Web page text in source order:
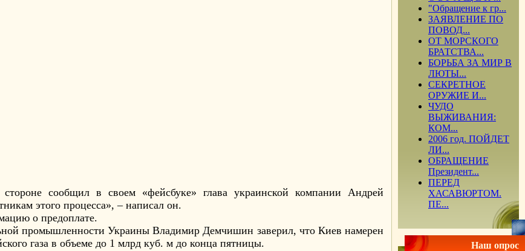
сообщил в своем «фейсбуке» глава украинской компании Андрей
этого процесса», – написал он.
о предоплате.
промышленности Украины Владимир Демчишин заверил, что Киев намерен
газа в объеме до 1 млрд куб. м до конца пятницы.
"Обращение к гр...
ЗАЯВЛЕНИЕ ПО
ПОВОД...
ОТ МОРСКОГО
БРАТСТВА...
БОРЬБА ЗА МИР В
ЛЮТЫ...
СЕКРЕТНОЕ
ОРУЖИЕ И...
ЧУДО
ВЫЖИВАНИЯ:
КОМ...
2006 год. ПОЙДЕТ
ЛИ...
ОБРАЩЕНИЕ
Президент...
ПЕРЕД
ХАСАВЮРТОМ.
ПЕ...
Наш опрос